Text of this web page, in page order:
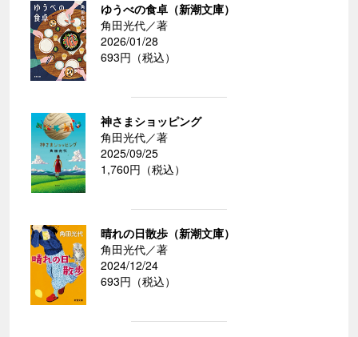
ゆうべの食卓（新潮文庫）
角田光代／著
2026/01/28
693円（税込）
神さまショッピング
角田光代／著
2025/09/25
1,760円（税込）
晴れの日散歩（新潮文庫）
角田光代／著
2024/12/24
693円（税込）